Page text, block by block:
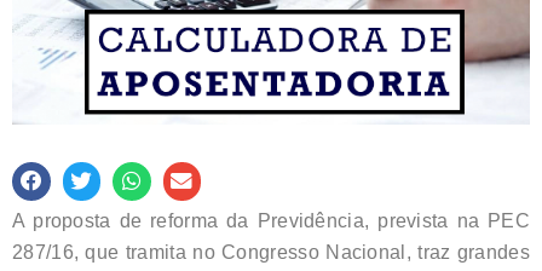
A proposta de reforma da Previdência, prevista na PEC
287/16, que tramita no Congresso Nacional, traz grandes